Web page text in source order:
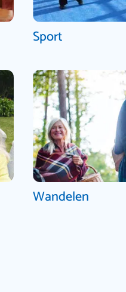
Sport
Wandelen